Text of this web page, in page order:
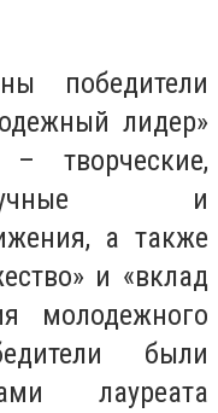
победители
лидер»
творческие,
и
а также
и «вклад
молодежного
были
лауреата